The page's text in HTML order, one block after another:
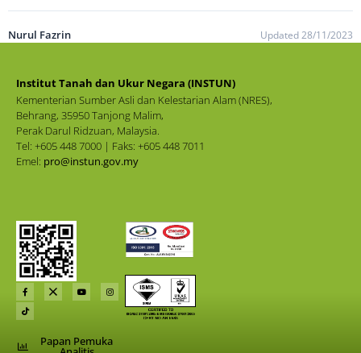
Nurul Fazrin Updated 28/11/2023
Institut Tanah dan Ukur Negara (INSTUN)
Kementerian Sumber Asli dan Kelestarian Alam (NRES),
Behrang, 35950 Tanjong Malim,
Perak Darul Ridzuan, Malaysia.
Tel: +605 448 7000 | Faks: +605 448 7011
Emel: pro@instun.gov.my
Papan Pemuka